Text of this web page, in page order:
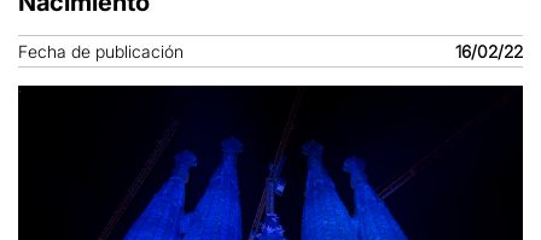
Fecha de publicación 16/02/22